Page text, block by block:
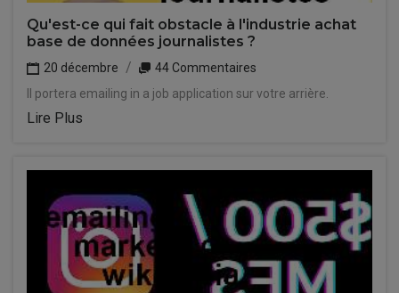
Qu'est-ce qui fait obstacle à l'industrie achat
base de données journalistes ?
20 décembre
44 Commentaires
Il portera emailing in a job application sur votre arrière.
Lire Plus